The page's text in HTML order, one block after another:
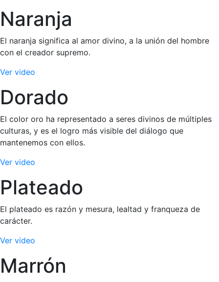
Naranja
El naranja significa al amor divino, a la unión del hombre
con el creador supremo.
Ver video
Dorado
El color oro ha representado a seres divinos de múltiples
culturas, y es el logro más visible del diálogo que
mantenemos con ellos.
Ver video
Plateado
El plateado es razón y mesura, lealtad y franqueza de
carácter.
Ver video
Marrón